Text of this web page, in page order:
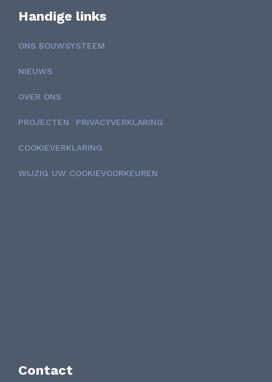
Handige links
ONS BOUWSYSTEEM
NIEUWS
OVER ONS
PROJECTEN PRIVACYVERKLARING
COOKIEVERKLARING
WIJZIG UW COOKIEVOORKEUREN
Contact